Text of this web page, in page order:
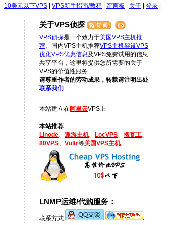
10美元以下VPS VPS新手指南/教程 留言板 关于 登录
关于VPS侦探
VPS侦探是一个致力于美国VPS主机推
荐 、国内VPS主机推荐VPS主机架设VPS
优化VPS优惠信息 及VPS免费试用的信息
共享平台，这里将提供您所需要的关于
VPS的价值性服务
请尊重作者的劳动成果，转载请注明出处
联系我们
本站建立在阿里云VPS上
本站推荐
Linode
遨游主机、 LocVPS 搬瓦工
80VPS
Vultr等美国VPS主机
LNMP运维/代购服务：
联系方式: